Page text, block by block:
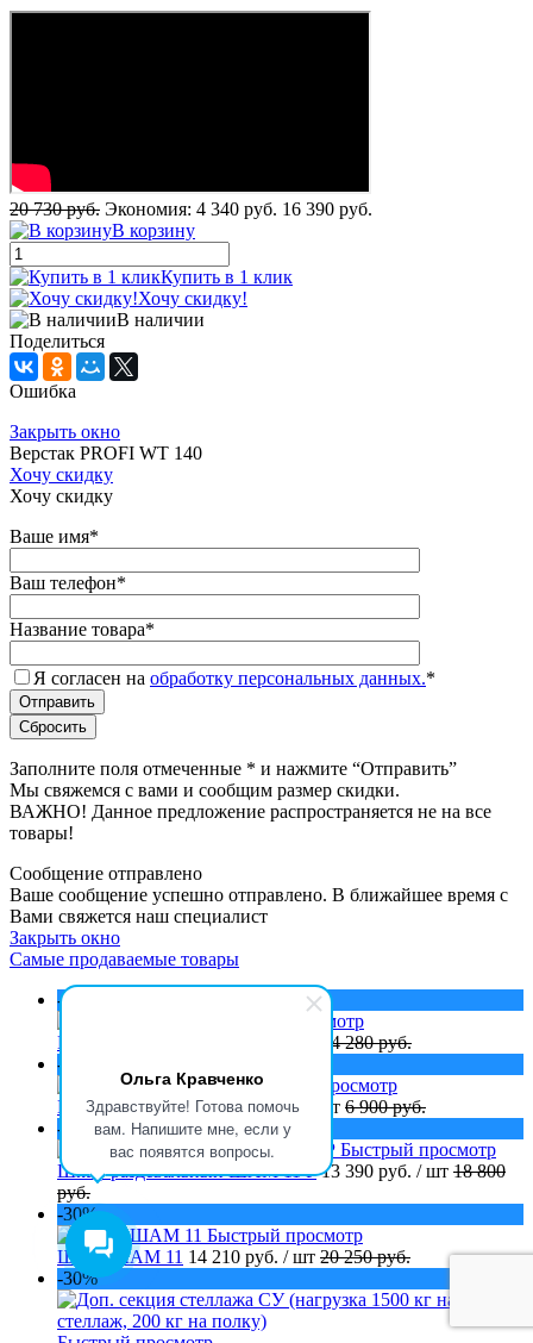
Ольга Кравченко
Здравствуйте! Готова помочь
вам. Напишите мне, если у
вас появятся вопросы.
20 730 руб. Экономия: 4 340 руб. 16 390 руб.
В корзину
Купить в 1 клик
Хочу скидку!
В наличии
Поделиться
Ошибка
Закрыть окно
Верстак PROFI WT 140
Хочу скидку
Хочу скидку
Ваше имя*
Ваш телефон*
Название товара*
Я согласен на обработку персональных данных.*
Заполните поля отмеченные * и нажмите “Отправить”
Мы свяжемся с вами и сообщим размер скидки.
ВАЖНО! Данное предложение распространяется не на все
товары!
Сообщение отправлено
Ваше сообщение успешно отправлено. В ближайшее время с
Вами свяжется наш специалист
Закрыть окно
Самые продаваемые товары
-30%
Быстрый просмотр
Шкаф ШАМ 12
14 280 руб.
-30%
Быстрый просмотр
Шкаф ШАМ 12 680 4 840 руб. / шт 6 900 руб.
-30%
Быстрый просмотр
Шкаф раздевальный ШАМ 11 Р 13 390 руб. / шт 18 800
руб.
-30%
Быстрый просмотр
Шкаф ШАМ 11 14 210 руб. / шт 20 250 руб.
-30%